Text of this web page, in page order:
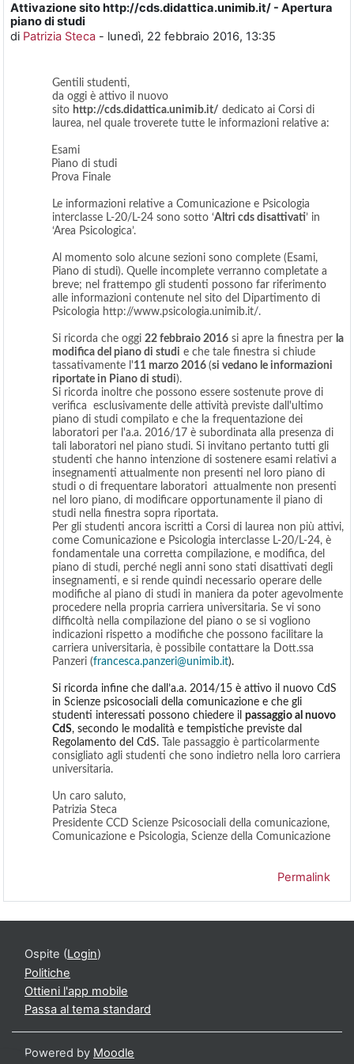
Attivazione sito http://cds.didattica.unimib.it/ - Apertura
piano di studi
di Patrizia Steca - lunedì, 22 febbraio 2016, 13:35
Numero di risposte: 0
Gentili studenti,
da oggi è attivo il nuovo
sito http://cds.didattica.unimib.it/ dedicato ai Corsi di
laurea, nel quale troverete tutte le informazioni relative a:
Esami
Piano di studi
Prova Finale
Le informazioni relative a Comunicazione e Psicologia
interclasse L-20/L-24 sono sotto ‘Altri cds disattivati’ in
‘Area Psicologica’.
Al momento solo alcune sezioni sono complete (Esami,
Piano di studi). Quelle incomplete verranno completate a
breve; nel frattempo gli studenti possono far riferimento
alle informazioni contenute nel sito del Dipartimento di
Psicologia http://www.psicologia.unimib.it/.
Si ricorda che oggi 22 febbraio 2016 si apre la finestra per la
modifica del piano di studi e che tale finestra si chiude
tassativamente l'11 marzo 2016 (si vedano le informazioni
riportate in Piano di studi).
Si ricorda inoltre che possono essere sostenute prove di
verifica esclusivamente delle attività previste dall'ultimo
piano di studi compilato e che la frequentazione dei
laboratori per l'a.a. 2016/17 è subordinata alla presenza di
tali laboratori nel piano studi. Si invitano pertanto tutti gli
studenti che hanno intenzione di sostenere esami relativi a
insegnamenti attualmente non presenti nel loro piano di
studi o di frequentare laboratori attualmente non presenti
nel loro piano, di modificare opportunamente il piano di
studi nella finestra sopra riportata.
Per gli studenti ancora iscritti a Corsi di laurea non più attivi,
come Comunicazione e Psicologia interclasse L-20/L-24, è
fondamentale una corretta compilazione, e modifica, del
piano di studi, perché negli anni sono stati disattivati degli
insegnamenti, e si rende quindi necessario operare delle
modifiche al piano di studi in maniera da poter agevolmente
procedere nella propria carriera universitaria. Se vi sono
difficoltà nella compilazione del piano o se si vogliono
indicazioni rispetto a modifiche che possono facilitare la
carriera universitaria, è possibile contattare la Dott.ssa
Panzeri (francesca.panzeri@unimib.it).
Si ricorda infine che dall’a.a. 2014/15 è attivo il nuovo CdS
in Scienze psicosociali della comunicazione e che gli
studenti interessati possono chiedere il passaggio al nuovo
CdS, secondo le modalità e tempistiche previste dal
Regolamento del CdS.
Tale passaggio è particolarmente
consigliato agli studenti che sono indietro nella loro carriera
universitaria.
Un caro saluto,
Patrizia Steca
Presidente CCD Scienze Psicosociali della comunicazione,
Comunicazione e Psicologia, Scienze della Comunicazione
Permalink
Ospite (Login)
Politiche
Ottieni l'app mobile
Passa al tema standard
Powered by Moodle